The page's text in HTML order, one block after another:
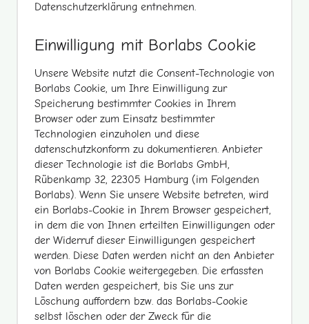
Datenschutzerklärung entnehmen.
Einwilligung mit Borlabs Cookie
Unsere Website nutzt die Consent-Technologie von
Borlabs Cookie, um Ihre Einwilligung zur
Speicherung bestimmter Cookies in Ihrem
Browser oder zum Einsatz bestimmter
Technologien einzuholen und diese
datenschutzkonform zu dokumentieren. Anbieter
dieser Technologie ist die Borlabs GmbH,
Rübenkamp 32, 22305 Hamburg (im Folgenden
Borlabs). Wenn Sie unsere Website betreten, wird
ein Borlabs-Cookie in Ihrem Browser gespeichert,
in dem die von Ihnen erteilten Einwilligungen oder
der Widerruf dieser Einwilligungen gespeichert
werden. Diese Daten werden nicht an den Anbieter
von Borlabs Cookie weitergegeben. Die erfassten
Daten werden gespeichert, bis Sie uns zur
Löschung auffordern bzw. das Borlabs-Cookie
selbst löschen oder der Zweck für die